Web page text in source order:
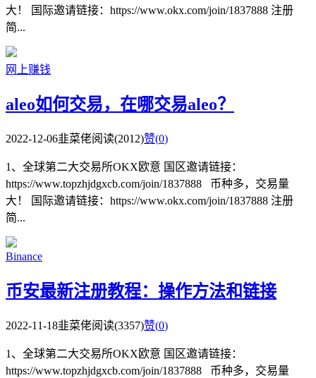
大！ 国际邀请链接：https://www.okx.com/join/1837888 注册
简...
网上赚钱
aleo如何交易，在哪交易aleo？
2022-12-06韭菜佬阅读(2012)赞(0)
1、全球第二大交易所OKX欧意 国区邀请链接：
https://www.topzhjdgxcb.com/join/1837888 币种多，交易量
大！ 国际邀请链接：https://www.okx.com/join/1837888 注册
简...
Binance
币安最新注册教程：操作方法和链接
2022-11-18韭菜佬阅读(3357)赞(0)
1、全球第二大交易所OKX欧意 国区邀请链接：
https://www.topzhjdgxcb.com/join/1837888 币种多，交易量